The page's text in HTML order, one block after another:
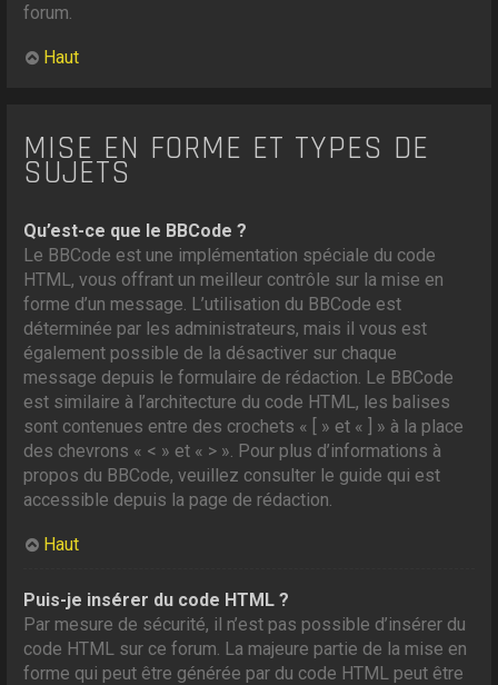
forum.
Haut
MISE EN FORME ET TYPES DE
SUJETS
Qu’est-ce que le BBCode ?
Le BBCode est une implémentation spéciale du code
HTML, vous offrant un meilleur contrôle sur la mise en
forme d’un message. L’utilisation du BBCode est
déterminée par les administrateurs, mais il vous est
également possible de la désactiver sur chaque
message depuis le formulaire de rédaction. Le BBCode
est similaire à l’architecture du code HTML, les balises
sont contenues entre des crochets « [ » et « ] » à la place
des chevrons « < » et « > ». Pour plus d’informations à
propos du BBCode, veuillez consulter le guide qui est
accessible depuis la page de rédaction.
Haut
Puis-je insérer du code HTML ?
Par mesure de sécurité, il n’est pas possible d’insérer du
code HTML sur ce forum. La majeure partie de la mise en
forme qui peut être générée par du code HTML peut être